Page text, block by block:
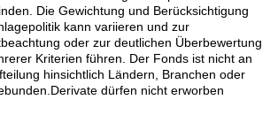
Die Gewichtung und Berücksichtigung
kann variieren und zur
oder zur deutlichen Überbewertung
Kriterien führen. Der Fonds ist nicht an
hinsichtlich Ländern, Branchen oder
dürfen nicht erworben